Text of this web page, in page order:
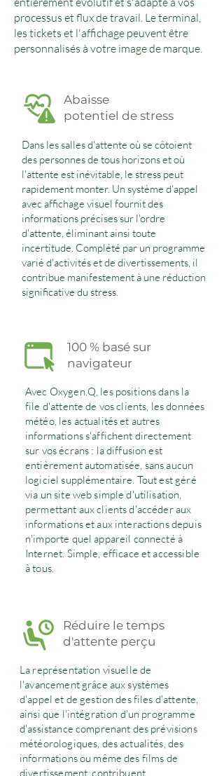
processus et flux de travail. Le terminal,
les tickets et l'affichage peuvent être
personnalisés à votre image de marque.
Abaisse
potentiel de stress
Dans les salles d'attente où se côtoient
des personnes de tous horizons et où
l'attente est inévitable, le stress peut
rapidement monter. Un système d'appel
avec affichage visuel fournit des
informations précises sur l'ordre
d'attente, éliminant ainsi toute
incertitude. Complété par un programme
varié d'activités et de divertissements, il
contribue manifestement à une réduction
significative du stress.
100 % basé sur
navigateur
Avec Oxygen.Q, les positions dans la
file d'attente de vos clients, les données
météo, les actualités et autres
informations s'affichent directement
sur vos écrans : la diffusion est
entièrement automatisée, sans aucun
logiciel supplémentaire. Tout est géré
via un site web simple d'utilisation,
permettant aux clients d'accéder aux
informations et aux interactions depuis
n'importe quel appareil connecté à
Internet. Simple, efficace et accessible
à tous.
Réduire le temps
d'attente perçu
La représentation visuelle de
l'avancement grâce aux systèmes
d'appel et de gestion des files d'attente,
ainsi que l'intégration d'un programme
d'assistance comprenant des prévisions
météorologiques, des actualités, des
informations ou même des films de
divertissement, contribuent